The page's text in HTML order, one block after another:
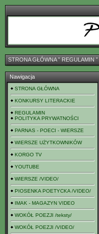
STRONA GŁÓWNAˇ REGULAMIN ˇ
Nawigacja
STRONA GŁÓWNA
KONKURSY LITERACKIE
REGULAMIN
POLITYKA PRYWATNOŚCI
PARNAS - POECI - WIERSZE
WIERSZE UŻYTKOWNIKÓW
KORGO TV
YOUTUBE
WIERSZE /VIDEO/
PIOSENKA POETYCKA /VIDEO/
IMAK - MAGAZYN VIDEO
WOKÓŁ POEZJI /teksty/
WOKÓŁ POEZJI /VIDEO/